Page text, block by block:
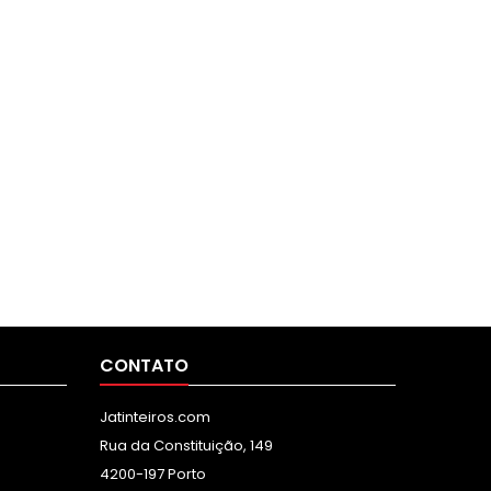
CONTATO
Jatinteiros.com
Rua da Constituição, 149
4200-197 Porto